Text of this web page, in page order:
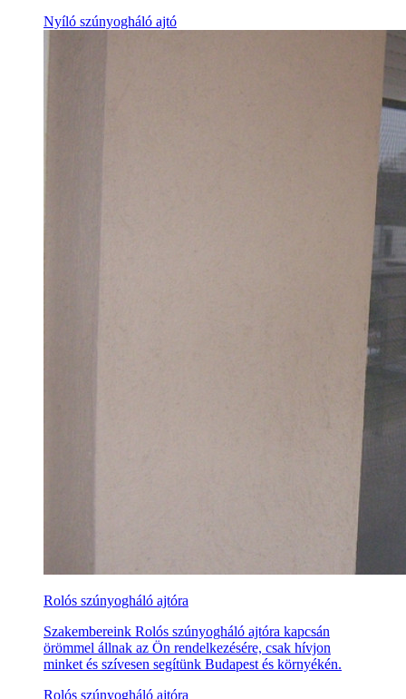
Nyíló szúnyogháló ajtó
Rolós szúnyogháló ajtóra
Szakembereink Rolós szúnyogháló ajtóra kapcsán
örömmel állnak az Ön rendelkezésére, csak hívjon
minket és szívesen segítünk Budapest és környékén.
Rolós szúnyogháló ajtóra